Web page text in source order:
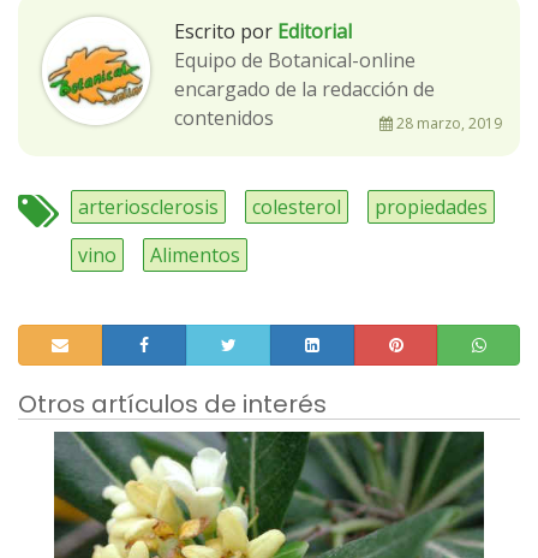
Escrito por Editorial
Equipo de Botanical-online
encargado de la redacción de
contenidos
28 marzo, 2019
arteriosclerosis colesterol
propiedades
vino
Alimentos
Otros artículos de interés